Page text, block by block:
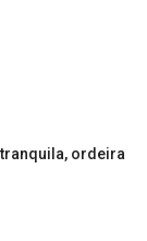
ordeira